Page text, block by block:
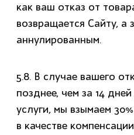
как ваш отказ от
возвращается Сайту, а
аннулированным.
5.8. В случае вашего
позднее, чем за 14
услуги, мы взымаем
в качестве